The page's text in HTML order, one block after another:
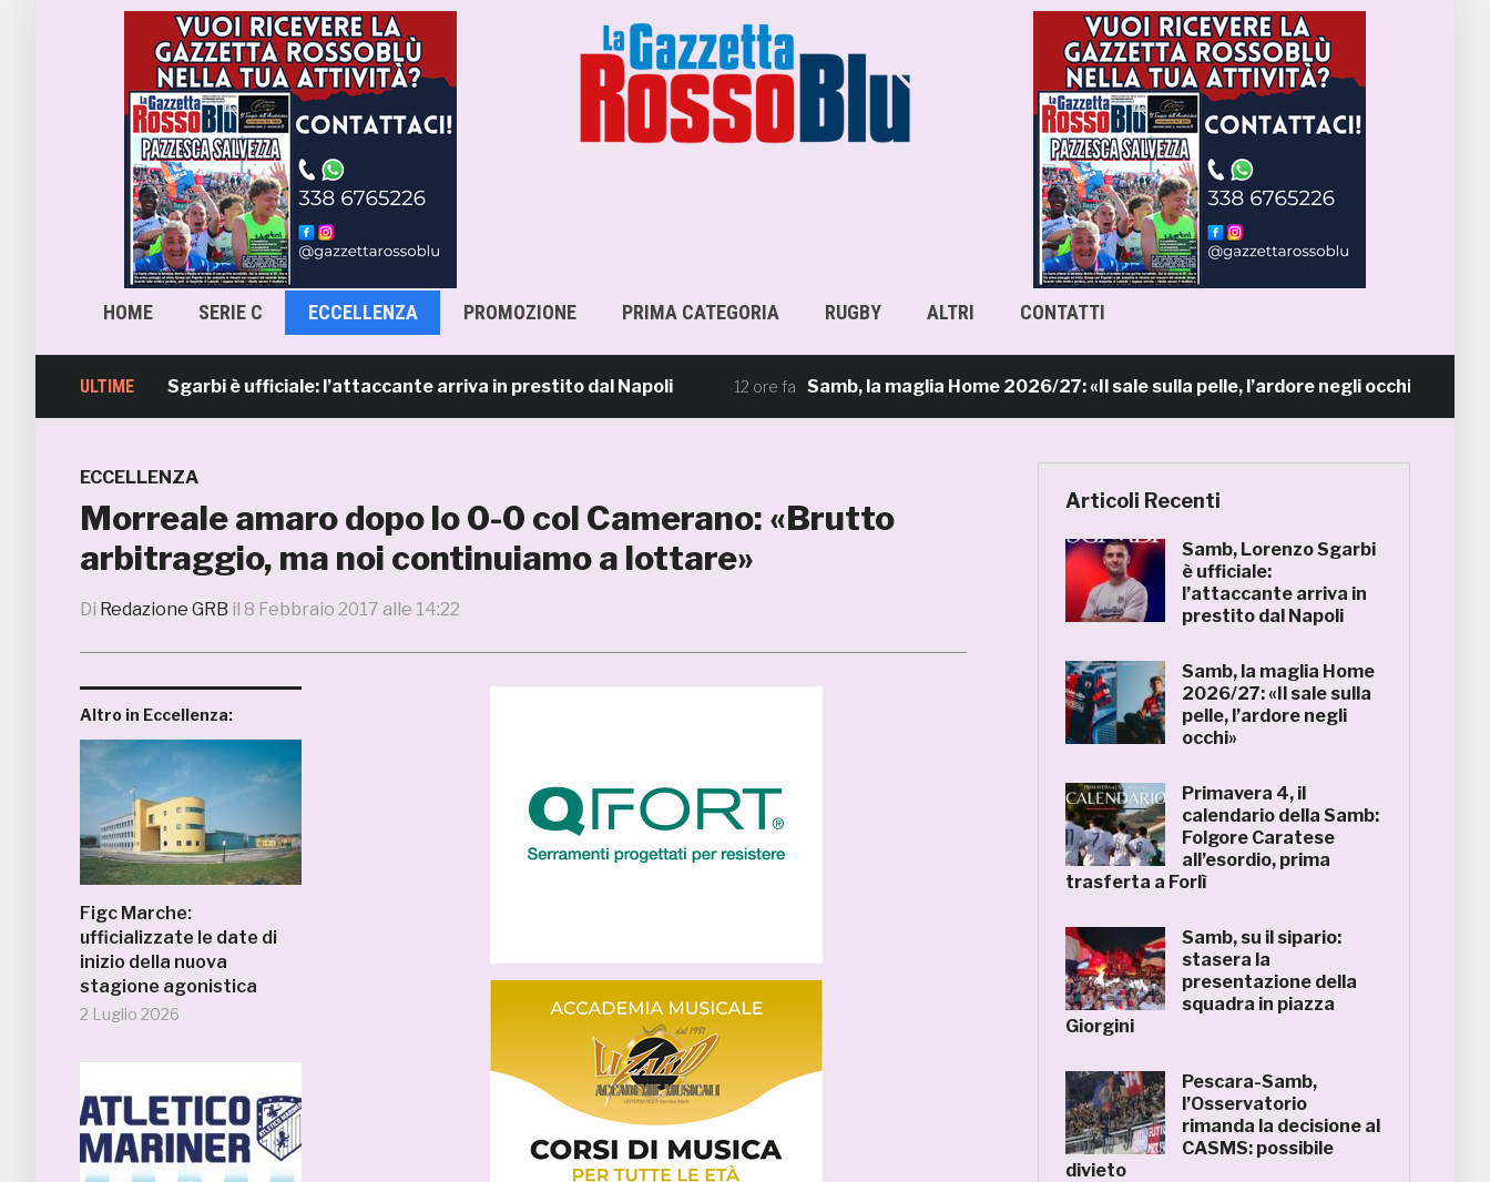
HOME SERIE C ECCELLENZA PROMOZIONE PRIMA CATEGORIA RUGBY ALTRI CONTATTI
ULTIME
Lorenzo Sgarbi è ufficiale: l’attaccante arriva in prestito dal Napoli 12 ore fa Samb, la maglia Home 2026/27: «Il sale sulla pelle, l’ardore negli occhi»
ECCELLENZA
Morreale amaro dopo lo 0-0 col Camerano: «Brutto
arbitraggio, ma noi continuiamo a lottare»
Di Redazione GRB il 8 Febbraio 2017 alle 14:22
Altro in Eccellenza:
Figc Marche:
ufficializzate le date di
inizio della nuova
stagione agonistica
2 Luglio 2026
Articoli Recenti
Samb, Lorenzo Sgarbi
è ufficiale:
l’attaccante arriva in
prestito dal Napoli
Samb, la maglia Home
2026/27: «Il sale sulla
pelle, l’ardore negli
occhi»
Primavera 4, il
calendario della Samb:
Folgore Caratese
all’esordio, prima
trasferta a Forlì
Samb, su il sipario:
stasera la
presentazione della
squadra in piazza
Giorgini
Pescara-Samb,
l’Osservatorio
rimanda la decisione al
CASMS: possibile
divieto